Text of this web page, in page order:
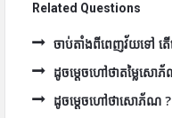
Related Questions
ចាប់តាំងពីពេញវ័យទៅ តើ
ដូចម្ដេចហៅថាតម្លៃសោ
ដូចម្ដេចហៅថាសោភ័ណ ?